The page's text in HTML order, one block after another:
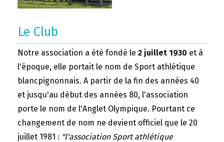
Le Club
Notre association a été fondé le 2 juillet 1930 et à
l'époque, elle portait le nom de Sport athlétique
blancpignonnais. A partir de la fin des années 40
et jusqu'au début des années 80, l'association
porte le nom de l'Anglet Olympique. Pourtant ce
changement de nom ne devient officiel que le 20
juillet 1981 : "l'association Sport athlétique